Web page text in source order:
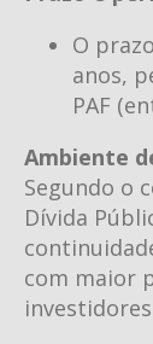
O
anos,
PAF
Ambiente
Segundo o
Dívida
com maior